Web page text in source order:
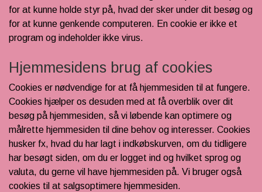
LEMIEUX X DISNEY HOBBY HORSE
🎅🏻 JULEUDSTYR TIL KÆPHEST
PAKKER & SÆT
TRÆHESTE & TILBEHØR
BY ASTRUP BAMSE UNIVERS
TØJ & ACCESSORIES
VÆRELSE & SPISETID
HÅR, SMYKKER & TILBEHØR
SCHLEICH® HEST & TILBEHØR
for at kunne holde styr på, hvad der sker under dit besøg og
for at kunne genkende computeren. En cookie er ikke et
program og indeholder ikke virus.
Hjemmesidens brug af cookies
Cookies er nødvendige for at få hjemmesiden til at fungere.
Cookies hjælper os desuden med at få overblik over dit
besøg på hjemmesiden, så vi løbende kan optimere og
målrette hjemmesiden til dine behov og interesser. Cookies
husker fx, hvad du har lagt i indkøbskurven, om du tidligere
har besøgt siden, om du er logget ind og hvilket sprog og
valuta, du gerne vil have hjemmesiden på. Vi bruger også
cookies til at salgsoptimere hjemmesiden.